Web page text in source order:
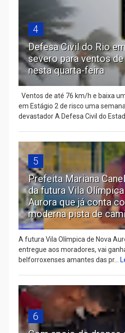
4
Defesa Civil do Rio
severo para ventos
nesta quarta-feira
Ventos de até 76 km/h e baixa
em Estágio 2 de risco uma
devastador A Defesa Civil do
5
Prefeita Mariana
da futura Vila
Aurora que já conta
moderna pista de
A futura Vila Olímpica de Nova
entregue aos moradores, vai
belforroxenses amantes das pr...
6